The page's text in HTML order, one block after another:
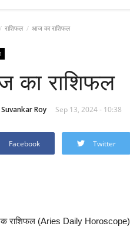
राशिफल आज का राशिफल
का राशिफल
Suvankar Roy Sep 13, 2024 - 10:38
Facebook Twitter
राशिफल (Aries Daily Horoscope)